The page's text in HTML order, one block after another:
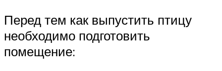
Перед тем как выпустить птицу
необходимо подготовить
помещение: